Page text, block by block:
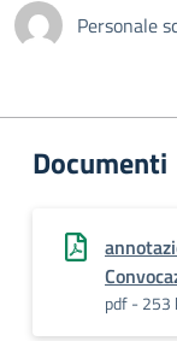
Personale
Documenti
pdf - 253